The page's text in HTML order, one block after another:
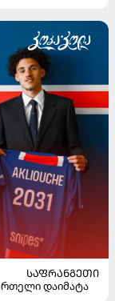
ᲡᲐᲤᲠᲐᲜᲒᲔᲗᲘ
დაიმატა